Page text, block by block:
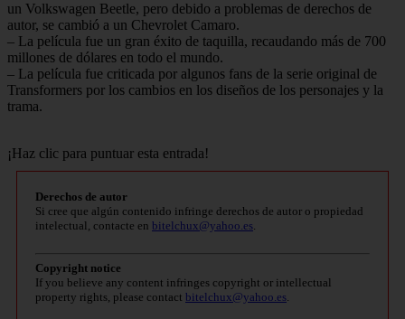
un Volkswagen Beetle, pero debido a problemas de derechos de
autor, se cambió a un Chevrolet Camaro.
– La película fue un gran éxito de taquilla, recaudando más de 700
millones de dólares en todo el mundo.
– La película fue criticada por algunos fans de la serie original de
Transformers por los cambios en los diseños de los personajes y la
trama.
¡Haz clic para puntuar esta entrada!
Derechos de autor
Si cree que algún contenido infringe derechos de autor o propiedad
intelectual, contacte en bitelchux@yahoo.es
Copyright notice
If you believe any content infringes copyright or intellectual
property rights, please contact bitelchux@yahoo.es